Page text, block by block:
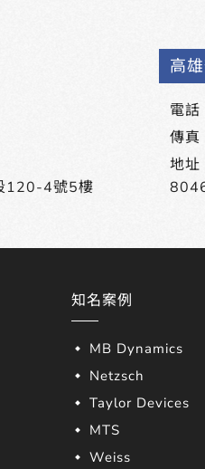
120-4號5樓
高
電話
傳
地址
知名案例
MB Dynamics
Netzsch
Taylor Devices
MTS
Weiss